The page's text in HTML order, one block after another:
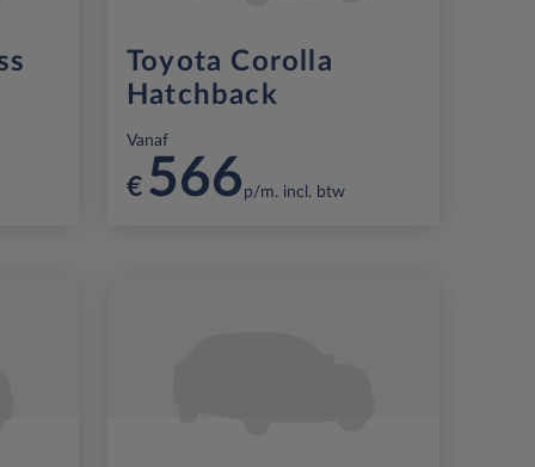
Toyota Corolla
Hatchback
Vanaf
€ 566 p/m. incl. btw